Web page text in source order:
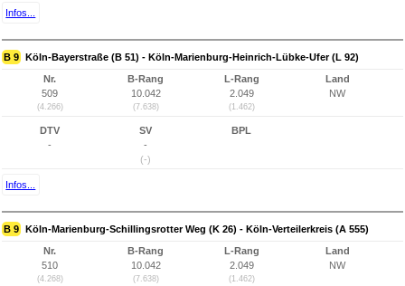
Infos...
B 9 Köln-Bayerstraße (B 51) - Köln-Marienburg-Heinrich-Lübke-Ufer (L 92)
Nr.
509
(4.266)
B-Rang
10.042
(7.638)
L-Rang
2.049
(1.462)
Land
NW
DTV
-
SV
-
(-)
BPL
Infos...
B 9 Köln-Marienburg-Schillingsrotter Weg (K 26) - Köln-Verteilerkreis (A 555)
Nr.
510
(4.268)
B-Rang
10.042
(7.638)
L-Rang
2.049
(1.462)
Land
NW